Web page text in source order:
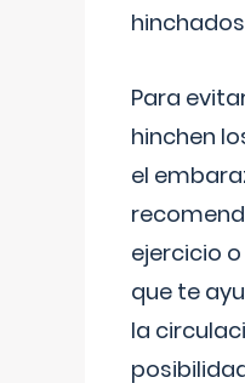
Para
hinchen
el
ejercicio
que te
la